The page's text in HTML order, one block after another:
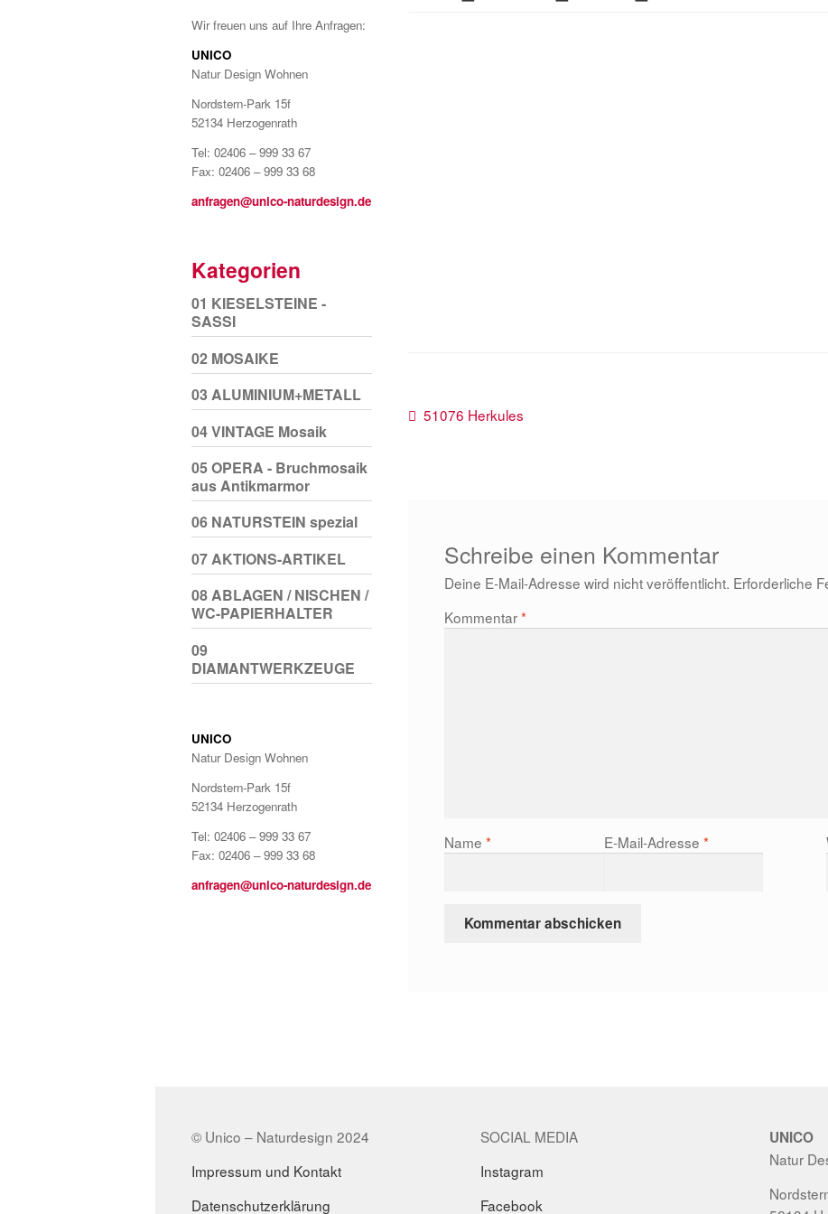
Beitragsnavigation
Vorheriger
51076 Herkules
Schreibe einen Kommentar
Deine E-Mail-Adresse wird nicht veröffentlicht. Erforderliche
Kommentar*
Name* E-Mail-Adresse *
Wir freuen uns auf Ihre Anfragen:
UNICO
Natur Design Wohnen
Nordstern-Park 15f
52134 Herzogenrath
Tel: 02406 – 999 33 67
Fax: 02406 – 999 33 68
anfragen@unico-naturdesign.de
Kategorien
01 KIESELSTEINE -
SASSI
02 MOSAIKE
03 ALUMINIUM+METALL
04 VINTAGE Mosaik
05 OPERA - Bruchmosaik
aus Antikmarmor
06 NATURSTEIN spezial
07 AKTIONS-ARTIKEL
08 ABLAGEN / NISCHEN /
WC-PAPIERHALTER
09
DIAMANTWERKZEUGE
UNICO
Natur Design Wohnen
Nordstern-Park 15f
52134 Herzogenrath
Tel: 02406 – 999 33 67
Fax: 02406 – 999 33 68
anfragen@unico-naturdesign.de
© Unico – Naturdesign 2024
Impressum und Kontakt
Datenschutzerklärung
SOCIAL MEDIA
Instagram
Facebook
UNICO
Natur